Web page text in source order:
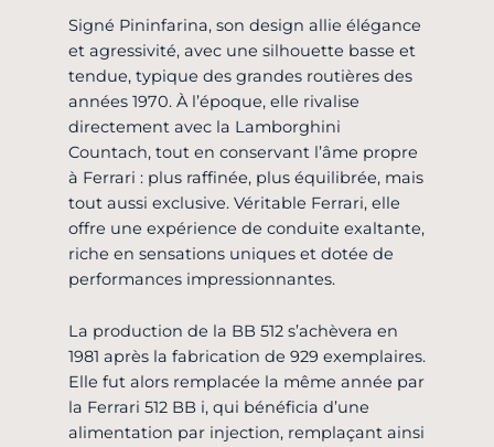
Signé Pininfarina, son design allie élégance
et agressivité, avec une silhouette basse et
tendue, typique des grandes routières des
années 1970. À l’époque, elle rivalise
directement avec la Lamborghini
Countach, tout en conservant l’âme propre
à Ferrari : plus raffinée, plus équilibrée, mais
tout aussi exclusive. Véritable Ferrari, elle
offre une expérience de conduite exaltante,
riche en sensations uniques et dotée de
performances impressionnantes.
La production de la BB 512 s’achèvera en
1981 après la fabrication de 929 exemplaires.
Elle fut alors remplacée la même année par
la Ferrari 512 BB i, qui bénéficia d’une
alimentation par injection, remplaçant ainsi